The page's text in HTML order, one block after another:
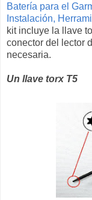
Batería para el
Instalación,
kit incluye la llave
conector del lector
necesaria.
Un llave torx T5